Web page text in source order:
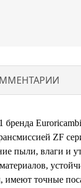
ZF
пыли, влаги и
имеют точные